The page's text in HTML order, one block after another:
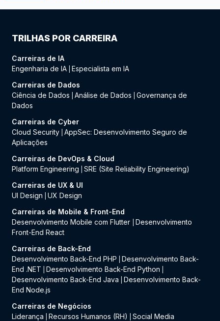
TRILHAS POR CARREIRA
Carreiras de IA
Engenharia de IA Especialista em IA
Carreiras de Dados
Ciência de Dados
Análise de Dados
Governança de
Dados
Carreiras de Cyber
Cloud Security AppSec: Desenvolvimento Seguro de
Aplicações
Carreiras de DevOps & Cloud
Platform Engineering
SRE (Site Reliability Engineering)
Carreiras de UX & UI
UI Design
UX Design
Carreiras de Mobile & Front-End
Desenvolvimento Mobile com Flutter
Desenvolvimento
Front-End React
Carreiras de Back-End
Desenvolvimento Back-End PHP
Desenvolvimento Back-
End .NET
Desenvolvimento Back-End Python
Desenvolvimento Back-End Java
Desenvolvimento Back-
End Node.js
Carreiras de Negócios
Liderança
Recursos Humanos (RH)
Social Media